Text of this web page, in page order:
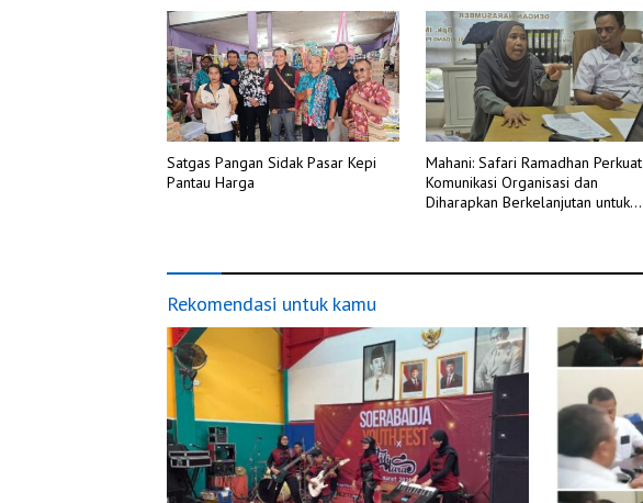
Satgas Pangan Sidak Pasar Kepi
Pantau Harga
Mahani: Safari Ramadhan Perkuat
Komunikasi Organisasi dan
Diharapkan Berkelanjutan untuk
Rekomendasi untuk kamu